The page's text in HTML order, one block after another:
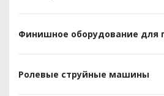
Финишное оборудование для
Ролевые струйные машины